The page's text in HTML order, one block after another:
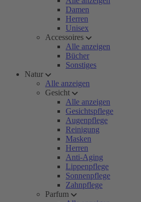
Damen
Herren
Unisex
Accessoires
Alle anzeigen
Bücher
Sonstiges
Natur
Alle anzeigen
Gesicht
Alle anzeigen
Gesichtspflege
Augenpflege
Reinigung
Masken
Herren
Anti-Aging
Lippenpflege
Sonnenpflege
Zahnpflege
Parfum